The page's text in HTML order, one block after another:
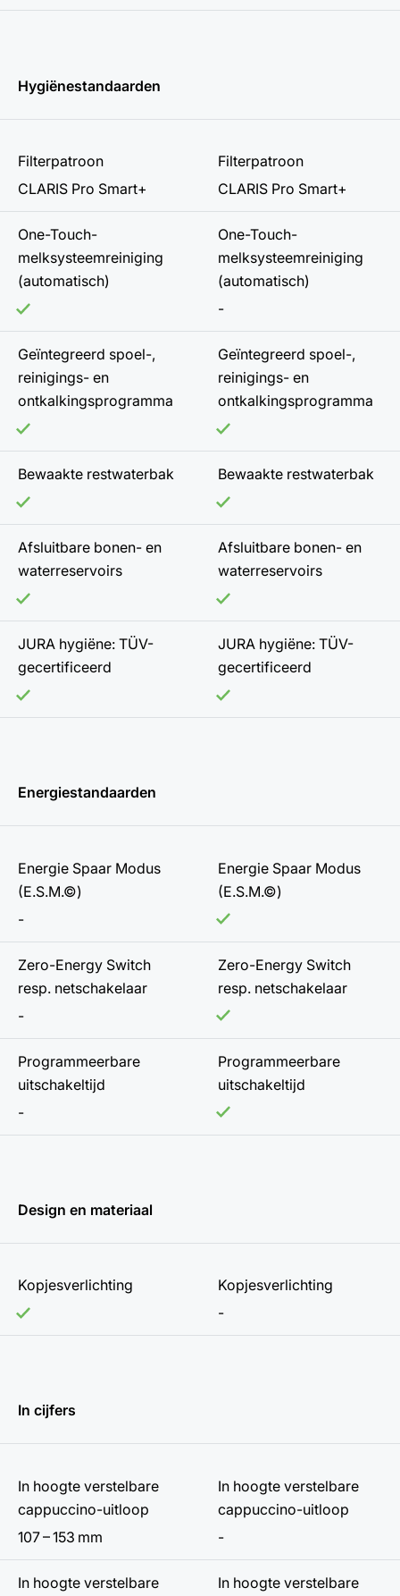
Hygiënestandaarden
Filterpatroon
CLARIS Pro Smart+
Filterpatroon
CLARIS Pro Smart+
One-Touch-
melksysteemreiniging
(automatisch)
One-Touch-
melksysteemreiniging
(automatisch)
-
Geïntegreerd spoel-,
reinigings- en
ontkalkingsprogramma
Geïntegreerd spoel-,
reinigings- en
ontkalkingsprogramma
Bewaakte restwaterbak Bewaakte restwaterbak
Afsluitbare bonen- en
waterreservoirs
Afsluitbare bonen- en
waterreservoirs
JURA hygiëne: TÜV-
gecertificeerd
JURA hygiëne: TÜV-
gecertificeerd
Energiestandaarden
Energie Spaar Modus
(E.S.M.©)
-
Energie Spaar Modus
(E.S.M.©)
Zero-Energy Switch
resp. netschakelaar
-
Zero-Energy Switch
resp. netschakelaar
Programmeerbare
uitschakeltijd
-
Programmeerbare
uitschakeltijd
Design en materiaal
Kopjesverlichting
Kopjesverlichting
-
In cijfers
In hoogte verstelbare
cappuccino-uitloop
107 – 153 mm
In hoogte verstelbare
cappuccino-uitloop
-
In hoogte verstelbare In hoogte verstelbare